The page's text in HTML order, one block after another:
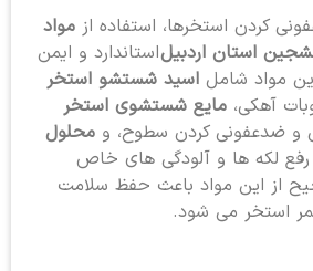
کردن استخرها، استفاده از مواد
استان اردبیلاستاندارد و ایمن
مواد شامل اسید شستشو استخر
آهکی، مایع شستشوی استخر
و ضدعفونی کردن سطوح، و محلول
لکه ها و آلودگی های خاص
از این مواد باعث حفظ سلامت
استخر می شود.